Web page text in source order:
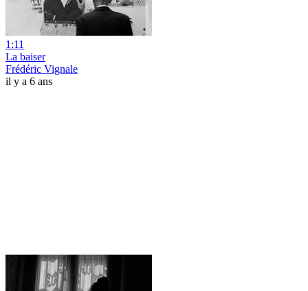
1:11
La baiser
Frédéric Vignale
il y a 6 ans